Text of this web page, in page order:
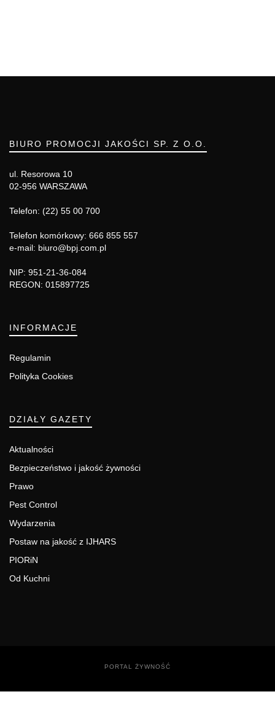
BIURO PROMOCJI JAKOŚCI SP. Z O.O.
ul. Resorowa 10
02-956 WARSZAWA
Telefon: (22) 55 00 700
Telefon komórkowy: 666 855 557
e-mail: biuro@bpj.com.pl
NIP: 951-21-36-084
REGON: 015897725
INFORMACJE
Regulamin
Polityka Cookies
DZIAŁY GAZETY
Aktualności
Bezpieczeństwo i jakość żywności
Prawo
Pest Control
Wydarzenia
Postaw na jakość z IJHARS
PIORiN
Od Kuchni
PORTAL ŻYWNOŚĆ